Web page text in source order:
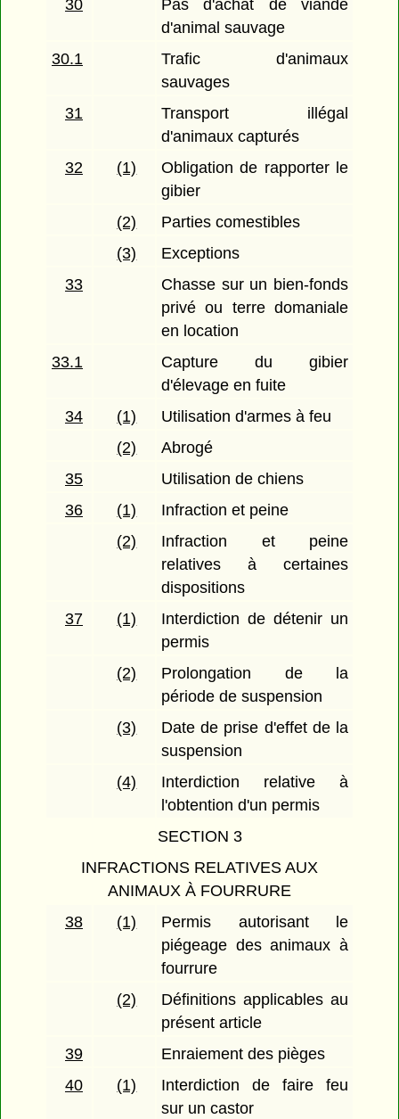
30
Pas d'achat de viande
d'animal sauvage
30.1
Trafic d'animaux
sauvages
31
Transport illégal
d'animaux capturés
32
(1)
Obligation de rapporter le
gibier
(2)
Parties comestibles
(3)
Exceptions
33
Chasse sur un bien-fonds
privé ou terre domaniale
en location
33.1
Capture du gibier
d'élevage en fuite
34
(1)
Utilisation d'armes à feu
(2)
Abrogé
35
Utilisation de chiens
36
(1)
Infraction et peine
(2)
Infraction et peine
relatives à certaines
dispositions
37
(1)
Interdiction de détenir un
permis
(2)
Prolongation de la
période de suspension
(3)
Date de prise d'effet de la
suspension
(4)
Interdiction relative à
l'obtention d'un permis
SECTION 3
INFRACTIONS RELATIVES AUX
ANIMAUX À FOURRURE
38
(1)
Permis autorisant le
piégeage des animaux à
fourrure
(2)
Définitions applicables au
présent article
39
Enraiement des pièges
40
(1)
Interdiction de faire feu
sur un castor